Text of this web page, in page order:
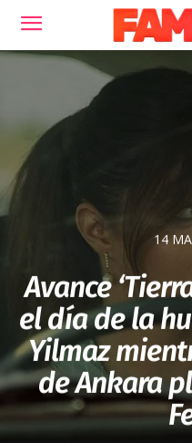
14
Avance
el día de la
Yilmaz
de Ankara